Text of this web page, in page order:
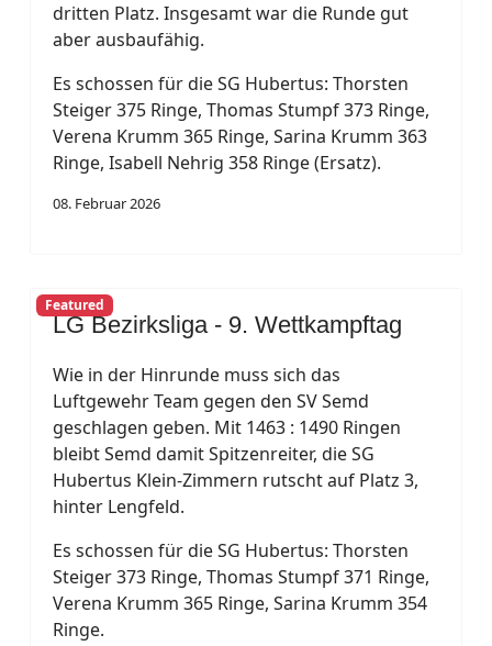
dritten Platz. Insgesamt war die Runde gut
aber ausbaufähig.
Es schossen für die SG Hubertus: Thorsten
Steiger 375 Ringe, Thomas Stumpf 373 Ringe,
Verena Krumm 365 Ringe, Sarina Krumm 363
Ringe, Isabell Nehrig 358 Ringe (Ersatz).
08. Februar 2026
Featured
LG Bezirksliga - 9. Wettkampftag
Wie in der Hinrunde muss sich das
Luftgewehr Team gegen den SV Semd
geschlagen geben. Mit 1463 : 1490 Ringen
bleibt Semd damit Spitzenreiter, die SG
Hubertus Klein-Zimmern rutscht auf Platz 3,
hinter Lengfeld.
Es schossen für die SG Hubertus: Thorsten
Steiger 373 Ringe, Thomas Stumpf 371 Ringe,
Verena Krumm 365 Ringe, Sarina Krumm 354
Ringe.